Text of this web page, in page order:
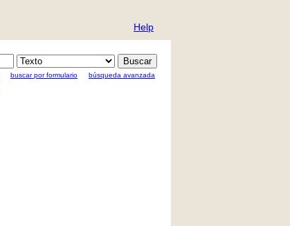
Help
buscar por formulario búsqueda avanzada